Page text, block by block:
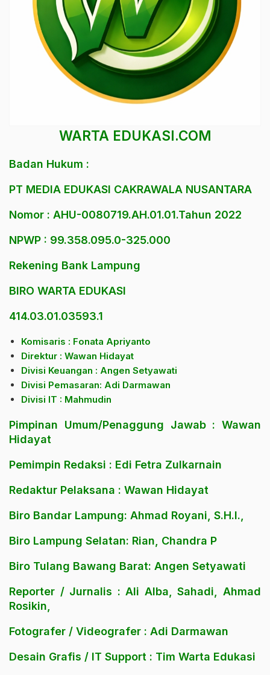
WARTA EDUKASI.COM
Badan Hukum :
PT MEDIA EDUKASI CAKRAWALA NUSANTARA
Nomor : AHU-0080719.AH.01.01.Tahun 2022
NPWP : 99.358.095.0-325.000
Rekening Bank Lampung
BIRO WARTA EDUKASI
414.03.01.03593.1
Komisaris : Fonata Apriyanto
Direktur : Wawan Hidayat
Divisi Keuangan : Angen Setyawati
Divisi Pemasaran: Adi Darmawan
Divisi IT : Mahmudin
Pimpinan Umum/Penaggung Jawab : Wawan
Hidayat
Pemimpin Redaksi : Edi Fetra Zulkarnain
Redaktur Pelaksana : Wawan Hidayat
Biro Bandar Lampung: Ahmad Royani, S.H.I.,
Biro Lampung Selatan: Rian, Chandra P
Biro Tulang Bawang Barat: Angen Setyawati
Reporter / Jurnalis : Ali Alba, Sahadi, Ahmad
Rosikin,
Fotografer / Videografer : Adi Darmawan
Desain Grafis / IT Support : Tim Warta Edukasi